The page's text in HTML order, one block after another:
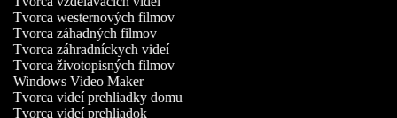
Tvorca westernových filmov
Tvorca záhadných filmov
Tvorca záhradníckych videí
Tvorca životopisných filmov
Windows Video Maker
Tvorca videí prehliadky domu
Tvorca videí prehliadok